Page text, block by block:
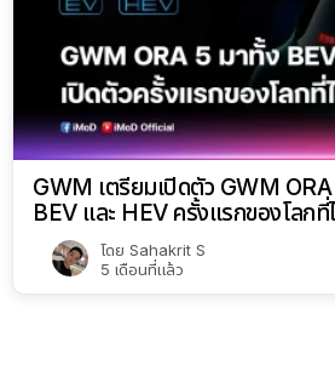
GWM เตรียมเปิดตัว GWM
BEV และ HEV ครั้งแรกของโลก
โดย Sahakrit S
5 เดือนที่แล้ว